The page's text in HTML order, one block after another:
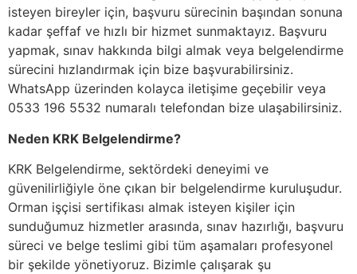
isteyen bireyler için, başvuru sürecinin başından sonuna
kadar şeffaf ve hızlı bir hizmet sunmaktayız. Başvuru
yapmak, sınav hakkında bilgi almak veya belgelendirme
sürecini hızlandırmak için bize başvurabilirsiniz.
WhatsApp üzerinden kolayca iletişime geçebilir veya
0533 196 5532 numaralı telefondan bize ulaşabilirsiniz.
Neden KRK Belgelendirme?
KRK Belgelendirme, sektördeki deneyimi ve
güvenilirliğiyle öne çıkan bir belgelendirme kuruluşudur.
Orman işçisi sertifikası almak isteyen kişiler için
sunduğumuz hizmetler arasında, sınav hazırlığı, başvuru
süreci ve belge teslimi gibi tüm aşamaları profesyonel
bir şekilde yönetiyoruz. Bizimle çalışarak şu